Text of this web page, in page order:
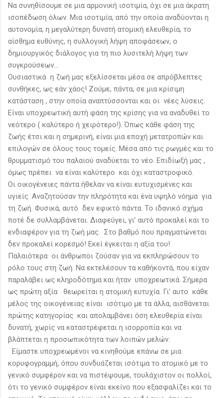
Να συνηθίσουμε σε μια αρμονική ισοτιμία, όχι σε μια άκρατη
ισοπέδωση όλων. Μια ισοτιμία, από την οποία αναδύονται η
αυτονομία, η μεγαλύτερη δυνατή ατομική ελευθερία, το
αίσθημα ευθύνης, η συλλογική λήψη αποφάσεων, ο
δημιουργικός διάλογος για τη πιο λυσιτελή λήψη των
συγκρούσεων…
Ουσιαστικά η ζωή μας εξελίσσεται μέσα σε απρόβλεπτες
συνθήκες, ως εάν χάος! Ζούμε, πάντα, σε μια κρίσιμη
κατάσταση , στην οποία αναπτύσσονται και οι νέες λύσεις.
Είναι υποχρεωτική αυτή φάση της κρίσης για να αναδυθεί το
νεότερο ( καλύτερο ή χειρότερο!). Όπως κάθε φάση της
ζωής έτσι και η σημερινή, είναι μια εποχή μετατροπών και
επιλογών σε όλους τους τομείς. Μέσα από τις ρωγμές και το
θρυμματισμό του παλαιού αναδύεται το νέο. Επιδίωξή μας ,
όμως πρέπει να είναι καλύτερο και όχι καταστροφικό.
Οι οικογένειες πάντα ήθελαν να είναι ευτυχισμένες και
υγιείς. Αναζητούσαν την πληρότητα και ένα υψηλό νόημα για
τη ζωή. Φυσικά, αυτό δεν εφικτό πάντα. Το ιδανικό σχήμα
ποτέ δε συλλαμβάνεται. Διαφεύγει, γι’ αυτό προκαλεί και το
ενδιαφέρον για τη ζωή μας. Στο βαθμό που πραγματώνεται
δεν προκαλεί κορεσμό! Εκεί έγκειται η αξία του!
Παλαιότερα οι άνθρωποι ζούσαν για να εκπληρώσουν το
ρόλο τους στη ζωή. Να εκτελέσουν τα καθήκοντά, που είχαν
παραλάβει ως κληροδότημα και ήταν υποχρεωτικά. Σήμερα
ως πρώτη αξία θεωρείται η ατομική ευτυχία. Γι’ αυτο κάθε
μέλος της οικογένειας είναι ισότιμο με τα άλλα, αισθάνεται
πρώτης κατηγορίας και απολαμβάνει όση ελευθερία είναι
δυνατή, χωρίς να καταστρέφεται η ισορροπία και να
βλάπτεται η προσωπικότητα των λοιπών μελών.
Είμαστε υποχρεωμένοι να κινηθούμε επάνω σε μια
κορυφογραμμή, όπου συνδυάζεται ισότιμα το ατομικό με το
γενικό συμφέρον και να πιστέψουμε, τουλάχιστον οι πολλοί,
ότι το γενικό συμφέρον είναι εκείνο που εξασφαλίζει και το